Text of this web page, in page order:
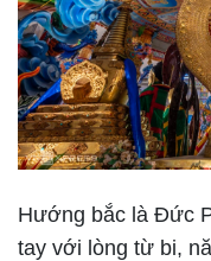
Hướng bắc là Đức
tay với lòng từ bi,